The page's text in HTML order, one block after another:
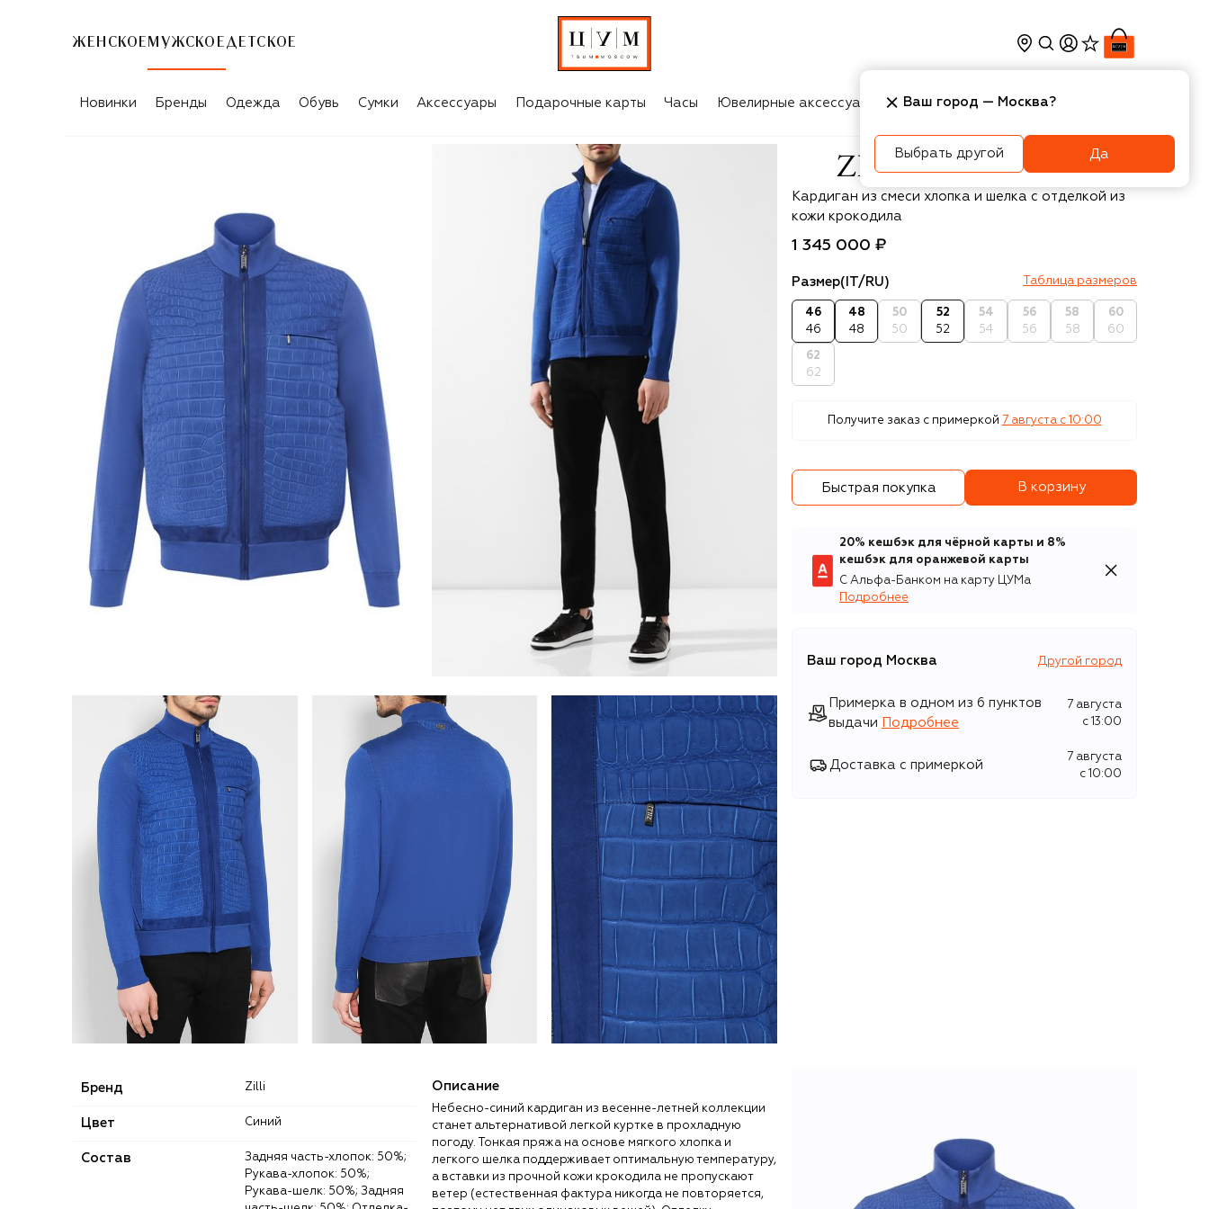
ЖЕНСКОЕ МУЖСКОЕ ДЕТСКОЕ
Новинки Бренды Одежда Обувь Сумки Аксессуары Подарочные карты Часы Ювелирные аксессуары Косметика Интерьер
Zilli
Кардиган из смеси хлопка и шелка с отделкой из
кожи крокодила
1 345 000 ₽
Размер(IT/RU) Таблица размеров
46
46
48
48
50
50
52
52
54
54
56
56
58
58
60
60
62
62
Получите заказ с примеркой 7 августа c 10:00
Быстрая покупка В корзину
20% кешбэк для чёрной карты и 8%
кешбэк для оранжевой карты
С Альфа-Банком на карту ЦУМа
Подробнее
Ваш город Москва Другой город
Примерка в одном из 6 пунктов
выдачи
Подробнее
7 августа
c 13:00
Доставка с примеркой
7 августа
c 10:00
Бренд Zilli
Цвет Синий
Состав
Задняя часть-хлопок: 50%;
Рукава-хлопок: 50%;
Рукава-шелк: 50%; Задняя
Описание
Небесно-синий кардиган из весенне-летней коллекции
станет альтернативой легкой куртке в прохладную
погоду. Тонкая пряжа на основе мягкого хлопка и
легкого шелка поддерживает оптимальную температуру,
а вставки из прочной кожи крокодила не пропускают
ветер (естественная фактура никогда не повторяется,
Ваш город — Москва?
Выбрать другой Да